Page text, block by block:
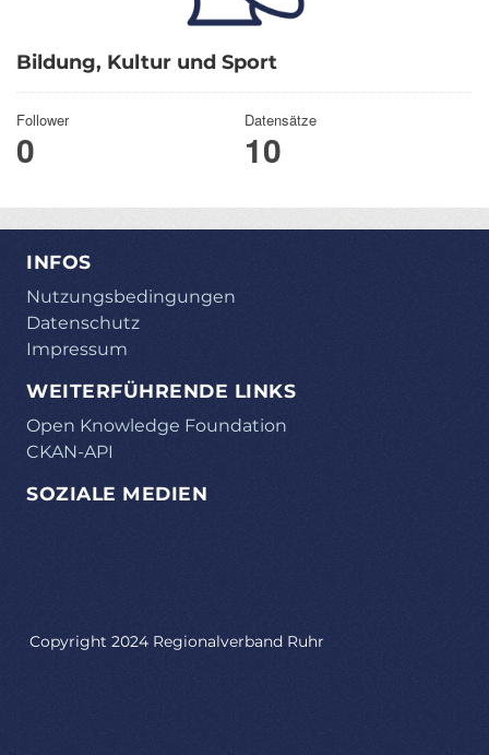
Bildung, Kultur und Sport
Follower
0
Datensätze
10
INFOS
Nutzungsbedingungen
Datenschutz
Impressum
WEITERFÜHRENDE LINKS
Open Knowledge Foundation
CKAN-API
SOZIALE MEDIEN
Copyright 2024 Regionalverband Ruhr